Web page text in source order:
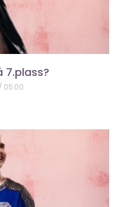
7.plass?
05:00